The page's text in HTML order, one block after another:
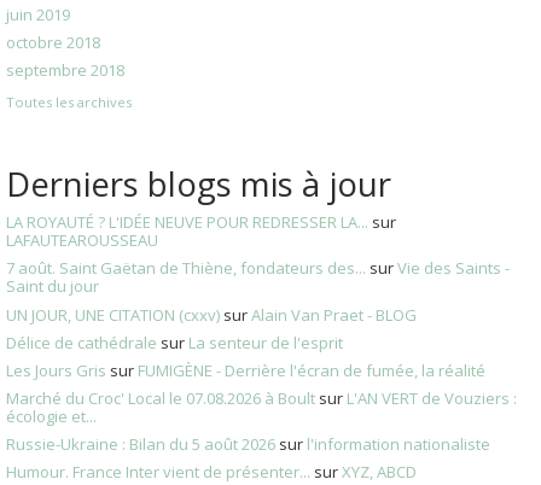
juin 2019
octobre 2018
septembre 2018
Toutes les archives
Derniers blogs mis à jour
LA ROYAUTÉ ? L'IDÉE NEUVE POUR REDRESSER LA... sur
LAFAUTEAROUSSEAU
7 août. Saint Gaëtan de Thiène, fondateurs des... surVie des Saints -
Saint du jour
UN JOUR, UNE CITATION (cxxv) surAlain Van Praet - BLOG
Délice de cathédrale sur La senteur de l'esprit
Les Jours Gris sur FUMIGÈNE - Derrière l'écran de fumée, la réalité
Marché du Croc' Local le 07.08.2026 à Boult sur L'AN VERT de Vouziers :
écologie et...
Russie-Ukraine : Bilan du 5 août 2026 sur l'information nationaliste
Humour. France Inter vient de présenter... surXYZ, ABCD